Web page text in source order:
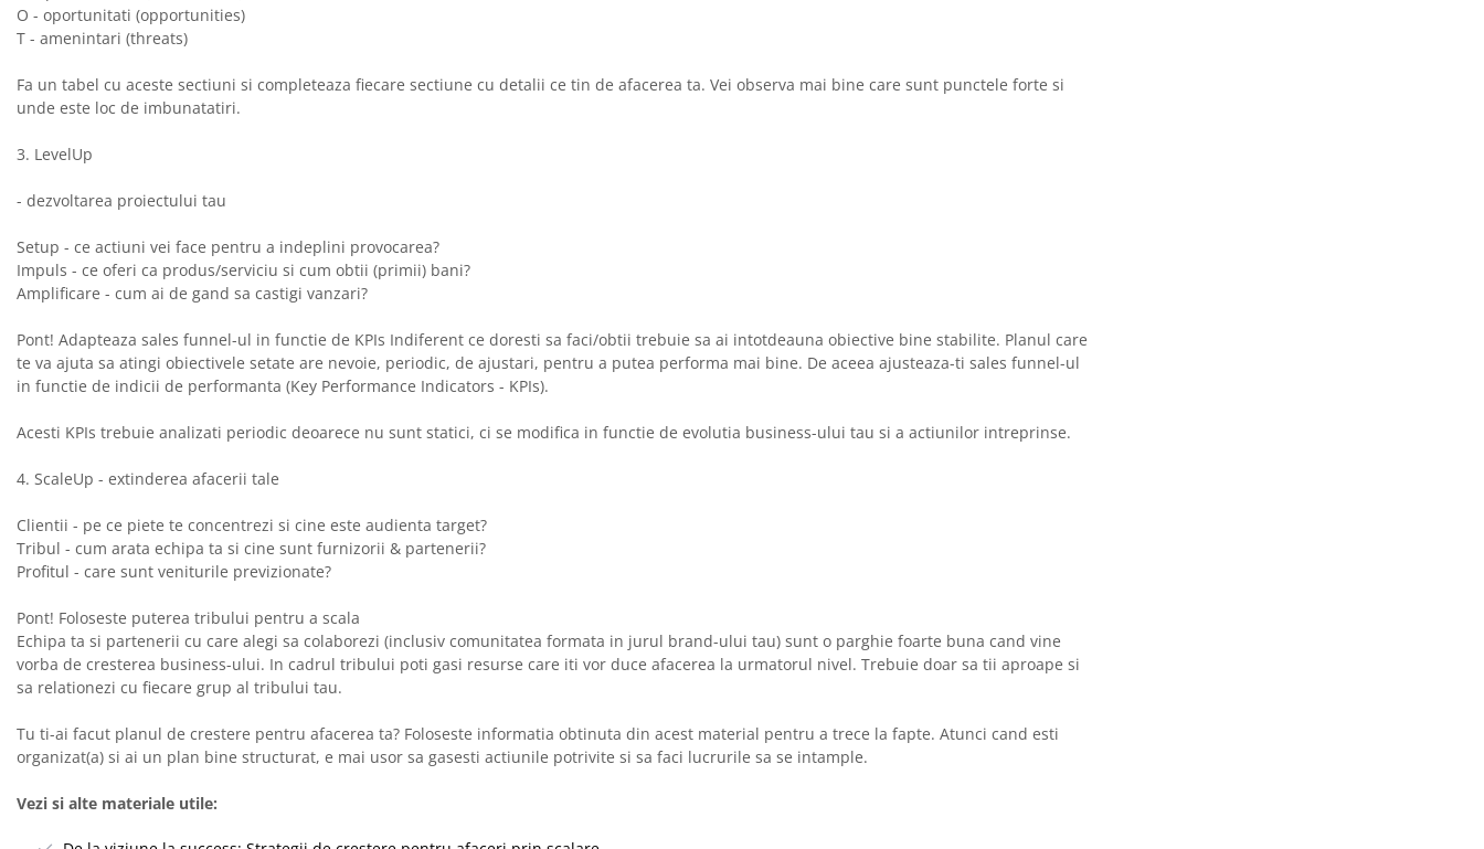
O - oportunitati (opportunities)
T - amenintari (threats)
Fa un tabel cu aceste sectiuni si completeaza fiecare sectiune cu detalii ce tin de afacerea ta. Vei observa mai bine care sunt punctele forte si
unde este loc de imbunatatiri.
3. LevelUp
- dezvoltarea proiectului tau
Setup - ce actiuni vei face pentru a indeplini provocarea?
Impuls - ce oferi ca produs/serviciu si cum obtii (primii) bani?
Amplificare - cum ai de gand sa castigi vanzari?
Pont! Adapteaza sales funnel-ul in functie de KPIs Indiferent ce doresti sa faci/obtii trebuie sa ai intotdeauna obiective bine stabilite. Planul care
te va ajuta sa atingi obiectivele setate are nevoie, periodic, de ajustari, pentru a putea performa mai bine. De aceea ajusteaza-ti sales funnel-ul
in functie de indicii de performanta (Key Performance Indicators - KPIs).
Acesti KPIs trebuie analizati periodic deoarece nu sunt statici, ci se modifica in functie de evolutia business-ului tau si a actiunilor intreprinse.
4. ScaleUp - extinderea afacerii tale
Clientii - pe ce piete te concentrezi si cine este audienta target?
Tribul - cum arata echipa ta si cine sunt furnizorii & partenerii?
Profitul - care sunt veniturile previzionate?
Pont! Foloseste puterea tribului pentru a scala
Echipa ta si partenerii cu care alegi sa colaborezi (inclusiv comunitatea formata in jurul brand-ului tau) sunt o parghie foarte buna cand vine
vorba de cresterea business-ului. In cadrul tribului poti gasi resurse care iti vor duce afacerea la urmatorul nivel. Trebuie doar sa tii aproape si
sa relationezi cu fiecare grup al tribului tau.
Tu ti-ai facut planul de crestere pentru afacerea ta? Foloseste informatia obtinuta din acest material pentru a trece la fapte. Atunci cand esti
organizat(a) si ai un plan bine structurat, e mai usor sa gasesti actiunile potrivite si sa faci lucrurile sa se intample.
Vezi si alte materiale utile: